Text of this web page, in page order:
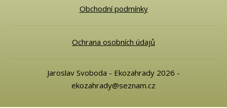
Obchodní podmínky
Ochrana osobních údajů
Jaroslav Svoboda - Ekozahrady 2026 -
ekozahrady@seznam.cz